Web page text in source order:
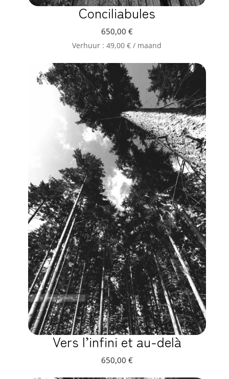
Conciliabules
650,00 €
Verhuur :49,00€ / maand
Vers l’infini et au-delà
650,00 €